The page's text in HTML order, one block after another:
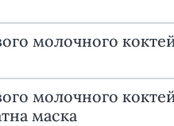
молочного
молочного
маска